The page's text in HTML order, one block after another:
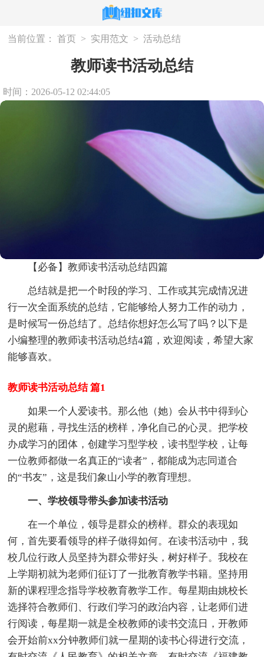
当前位置： 首页 > 实用范文 > 活动总结
教师读书活动总结
时间：2026-05-12 02:44:05
【必备】教师读书活动总结四篇
总结就是把一个时段的学习、工作或其完成情况进
行一次全面系统的总结，它能够给人努力工作的动力，
是时候写一份总结了。总结你想好怎么写了吗？以下是
小编整理的教师读书活动总结4篇，欢迎阅读，希望大家
能够喜欢。
教师读书活动总结 篇1
如果一个人爱读书。那么他（她）会从书中得到心
灵的慰藉，寻找生活的榜样，净化自己的心灵。把学校
办成学习的团体，创建学习型学校，读书型学校，让每
一位教师都做一名真正的“读者”，都能成为志同道合
的“书友”，这是我们象山小学的教育理想。
一、学校领导带头参加读书活动
在一个单位，领导是群众的榜样。群众的表现如
何，首先要看领导的样子做得如何。在读书活动中，我
校几位行政人员坚持为群众带好头，树好样子。我校在
上学期初就为老师们征订了一批教育教学书籍。坚持用
新的课程理念指导学校教育教学工作。每星期由姚校长
选择符合教师们、行政们学习的政治内容，让老师们进
行阅读，每星期一就是全校教师的读书交流日，开教师
会开始前xx分钟教师们就一星期的读书心得进行交流，